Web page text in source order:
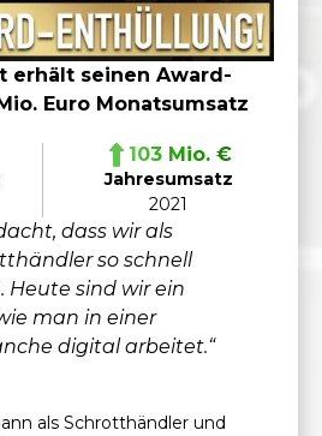
erhält seinen Award-
Euro Monatsumsatz
103 Mio. €
Jahresumsatz
2021
dass wir als
so schnell
Heute sind wir ein
man in einer
digital arbeitet.“
als Schrotthändler und